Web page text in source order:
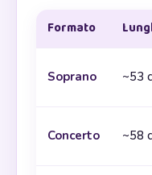
Formato
Soprano ~53
Concerto ~58